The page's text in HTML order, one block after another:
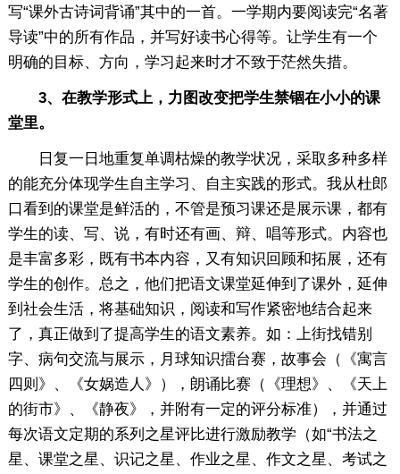
写“课外古诗词背诵”其中的一首。一学期内要阅读完“名著
导读”中的所有作品，并写好读书心得等。让学生有一个
明确的目标、方向，学习起来时才不致于茫然失措。
3、在教学形式上，力图改变把学生禁锢在小小的课
堂里。
日复一日地重复单调枯燥的教学状况，采取多种多样
的能充分体现学生自主学习、自主实践的形式。我从杜郎
口看到的课堂是鲜活的，不管是预习课还是展示课，都有
学生的读、写、说，有时还有画、辩、唱等形式。内容也
是丰富多彩，既有书本内容，又有知识回顾和拓展，还有
学生的创作。总之，他们把语文课堂延伸到了课外，延伸
到社会生活，将基础知识，阅读和写作紧密地结合起来
了，真正做到了提高学生的语文素养。如：上街找错别
字、病句交流与展示，月球知识擂台赛，故事会（《寓言
四则》、《女娲造人》），朗诵比赛（《理想》、《天上
的街市》、《静夜》，并附有一定的评分标准），并通过
每次语文定期的系列之星评比进行激励教学（如“书法之
星、课堂之星、识记之星、作业之星、作文之星、考试之